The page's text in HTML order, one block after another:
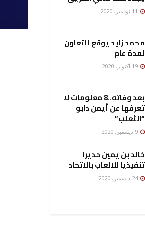
محمد زايد يوقع للتعاون
لمدة عام
بعد وفاته..8 معلومات لا
تعرفها عن أيمن دابو
“الثعلب”
خالد بن يمين مديرا
تنفيذيا للالعاب بالاتحاد
24 ديسمبر، 2020